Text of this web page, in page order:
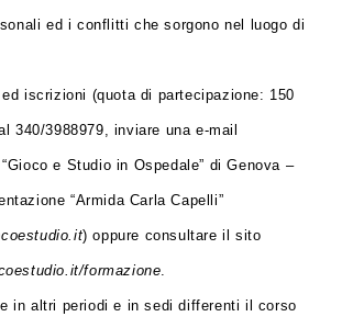
ed i conflitti che sorgono nel luogo di
iscrizioni (quota di partecipazione: 150
340/3988979, inviare una e-mail
e Studio in Ospedale” di Genova –
“Armida Carla Capelli”
) oppure consultare il sito
formazione.
in altri periodi e in sedi differenti il corso